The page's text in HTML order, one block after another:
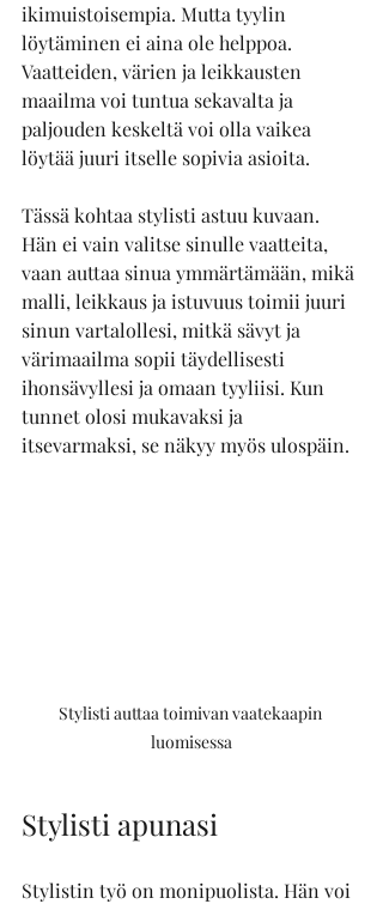
ikimuistoisempia. Mutta tyylin
löytäminen ei aina ole helppoa.
Vaatteiden, värien ja leikkausten
maailma voi tuntua sekavalta ja
paljouden keskeltä voi olla vaikea
löytää juuri itselle sopivia asioita.
Tässä kohtaa stylisti astuu kuvaan.
Hän ei vain valitse sinulle vaatteita,
vaan auttaa sinua ymmärtämään, mikä
malli, leikkaus ja istuvuus toimii juuri
sinun vartalollesi, mitkä sävyt ja
värimaailma sopii täydellisesti
ihonsävyllesi ja omaan tyyliisi. Kun
tunnet olosi mukavaksi ja
itsevarmaksi, se näkyy myös ulospäin.
Stylisti auttaa toimivan vaatekaapin
luomisessa
Stylisti apunasi
Stylistin työ on monipuolista. Hän voi